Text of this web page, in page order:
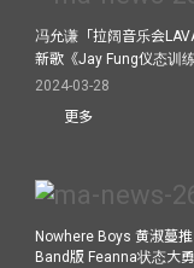
冯允谦「拉阔音乐会
新歌《Jay Fung仪态训
2024-03-28
更多
Nowhere Boys 黄淑蔓
Band版 Feanna状态大